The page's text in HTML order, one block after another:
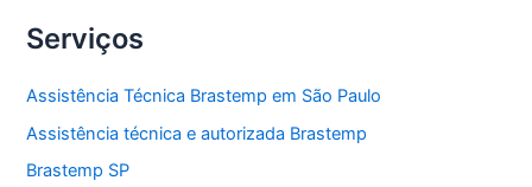
Serviços
Assistência Técnica Brastemp em São Paulo
Assistência técnica e autorizada Brastemp
Brastemp SP